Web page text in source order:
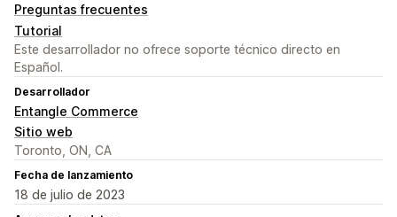
Preguntas frecuentes
Tutorial
Este desarrollador no ofrece soporte técnico directo en
Español.
Desarrollador
Entangle Commerce
Sitio web
Toronto, ON, CA
Fecha de lanzamiento
18 de julio de 2023